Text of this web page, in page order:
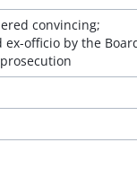
convincing;
officio by the